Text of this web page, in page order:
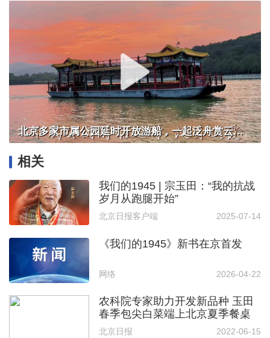
北京多家市属公园延时开放游船，一起泛舟赏云霞！
相关
我们的1945 | 宗玉田：“我的抗战
岁月从跑腿开始”
北京日报客户端 2025-07-14
《我们的1945》新书在京首发
网络 2026-04-22
农科院专家助力开发新品种 玉田
春季包尖白菜端上北京夏季餐桌
北京日报 2022-06-15